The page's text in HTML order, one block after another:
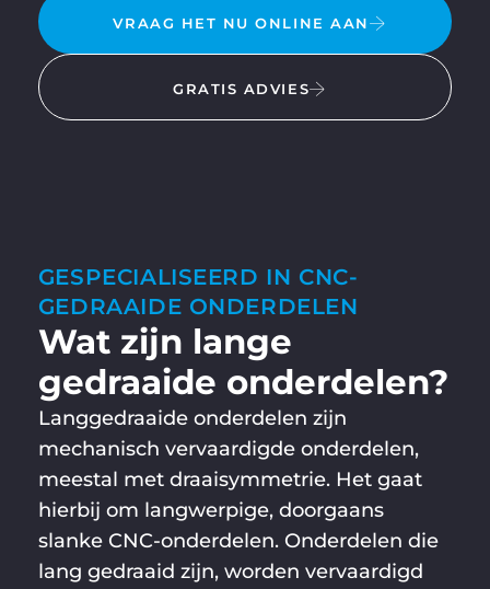
VRAAG HET NU ONLINE AAN
GRATIS ADVIES
GESPECIALISEERD IN CNC-
GEDRAAIDE ONDERDELEN
Wat zijn lange
gedraaide onderdelen?
Langgedraaide onderdelen zijn
mechanisch vervaardigde onderdelen,
meestal met draaisymmetrie. Het gaat
hierbij om langwerpige, doorgaans
slanke CNC-onderdelen. Onderdelen die
lang gedraaid zijn, worden vervaardigd